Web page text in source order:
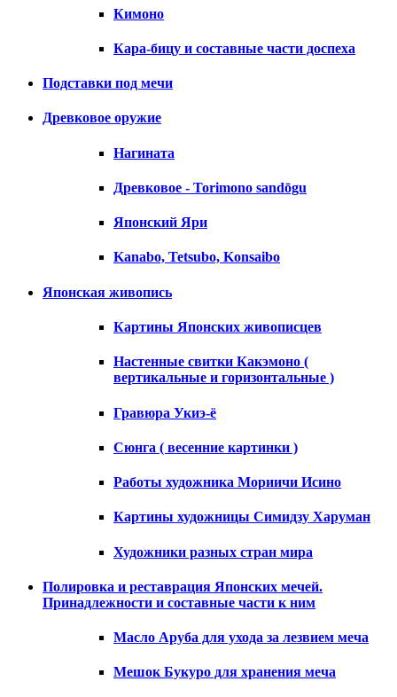
Кимоно
Кара-бицу и составные части доспеха
Подставки под мечи
Древковое оружие
Нагината
Древковое - Torimono sandōgu
Японский Яри
Kanabo, Tetsubo, Konsaibo
Японская живопись
Картины Японских живописцев
Настенные свитки Какэмоно (
вертикальные и горизонтальные )
Гравюра Укиэ-ё
Сюнга ( весенние картинки )
Работы художника Мориичи Исино
Картины художницы Симидзу Харуман
Художники разных стран мира
Полировка и реставрация Японских мечей.
Принадлежности и составные части к ним
Масло Аруба для ухода за лезвием меча
Мешок Букуро для хранения меча